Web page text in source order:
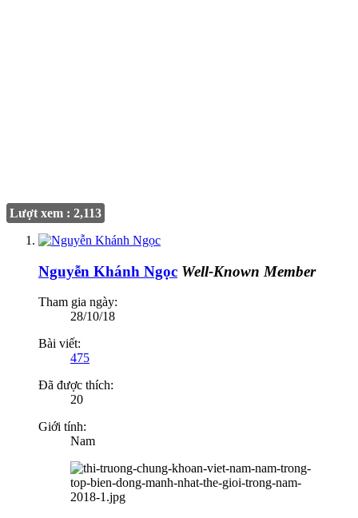
Lượt xem : 2,113
Nguyễn Khánh Ngọc Well-Known Member
Tham gia ngày:
28/10/18
Bài viết:
475
Đã được thích:
20
Giới tính:
Nam